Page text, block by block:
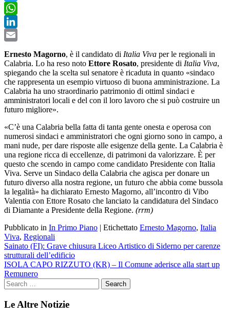
Twitter
WhatsApp
LinkedIn
Ernesto Magorno, è il candidato di Italia Viva per le regionali in
Calabria. Lo ha reso noto Ettore Rosato, presidente di Italia Viva,
spiegando che la scelta sul senatore è ricaduta in quanto «sindaco
che rappresenta un esempio virtuoso di buona amministrazione. La
Calabria ha uno straordinario patrimonio di ottimI sindaci e
amministratori locali e del con il loro lavoro che si può costruire un
futuro migliore».
«C’è una Calabria bella fatta di tanta gente onesta e operosa con
numerosi sindaci e amministratori che ogni giorno sono in campo, a
mani nude, per dare risposte alle esigenze della gente. La Calabria è
una regione ricca di eccellenze, di patrimoni da valorizzare. È per
questo che scendo in campo come candidato Presidente con Italia
Viva. Serve un Sindaco della Calabria che agisca per donare un
futuro diverso alla nostra regione, un futuro che abbia come bussola
la legalità» ha dichiarato Ernesto Magorno, all’incontro di Vibo
Valentia con Ettore Rosato che lanciato la candidatura del Sindaco
di Diamante a Presidente della Regione. (rrm)
Pubblicato in In Primo Piano | Etichettato Ernesto Magorno, Italia
Viva, Regionali
Navigazione
articoli
Sainato (FI): Grave chiusura Liceo Artistico di Siderno per carenze
strutturali dell’edificio
ISOLA CAPO RIZZUTO (KR) – Il Comune aderisce alla start up
Remunero
Le Altre Notizie